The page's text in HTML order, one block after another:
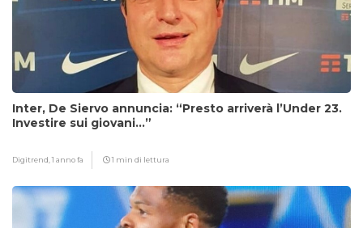
Inter, De Siervo annuncia: “Presto arriverà l’Under 23.
Investire sui giovani…”
Digitrend,1 anno fa 1 min di lettura